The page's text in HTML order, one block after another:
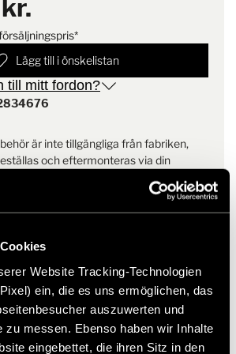
Website Tracking-Technologien
ein, die es uns ermöglichen, das
auszuwerten und
zu messen. Ebenso haben wir Inhalte
eingebettet, die ihren Sitz in den
Lägg till i önskelistan
till mitt fordon?
är inte tillgängliga från fabriken,
och eftermonteras via din